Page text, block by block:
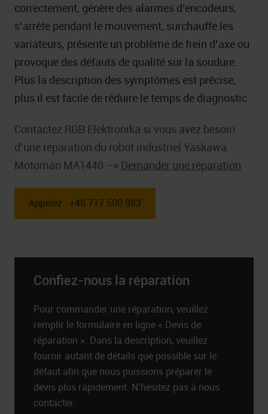
correctement, génère des alarmes d’encodeurs,
s’arrête pendant le mouvement, surchauffe les
variateurs, présente un problème de frein d’axe ou
provoque des défauts de qualité sur la soudure.
Plus la description des symptômes est précise,
plus il est facile de réduire le temps de diagnostic.
Contactez RGB Elektronika si vous avez besoin
d’une réparation du robot industriel Yaskawa
Motoman MA1440 –> Demander une réparation
Appelez : +48 717 500 983
Confiez-nous la réparation
Pour commander une réparation, veuillez
remplir le formulaire en ligne « Devis de
réparation ». Dans la description, veuillez
fournir autant de détails que possible sur le
défaut afin que nous puissions préparer le
devis plus rapidement. N’hésitez pas à nous
contacter.